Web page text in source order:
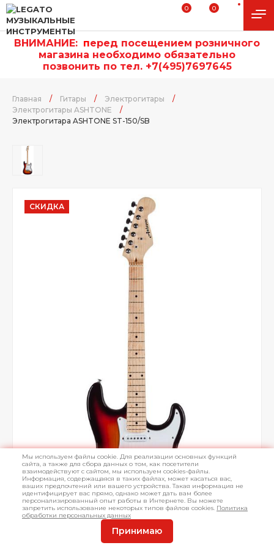
0 0
ВНИМАНИЕ: перед посещением розничного
магазина необходимо обязательно
позвонить по тел. +7(495)7697645
Главная / Гитары / Электрогитары
/
Электрогитары ASHTONE
/
Электрогитара ASHTONE ST-150/SB
СКИДКА
Мы используем файлы cookie. Для реализации основных функций
сайта, а также для сбора данных о том, как посетители
взаимодействуют с сайтом, мы используем cookies-файлы.
Информация, содержащаяся в таких файлах, может касаться вас,
ваших предпочтений или вашего устройства. Такая информация не
идентифицирует вас прямо, однако может дать вам более
персонализированный опыт работы в Интернете. Вы можете
запретить использование некоторых типов файлов cookies. Политика
обработки персональных данных
Принимаю